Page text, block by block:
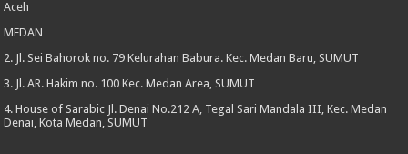
Aceh
MEDAN
2. Jl. Sei Bahorok no. 79 Kelurahan Babura. Kec. Medan Baru, SUMUT
3. Jl. AR. Hakim no. 100 Kec. Medan Area, SUMUT
4. House of Sarabic Jl. Denai No.212 A, Tegal Sari Mandala III, Kec. Medan
Denai, Kota Medan, SUMUT